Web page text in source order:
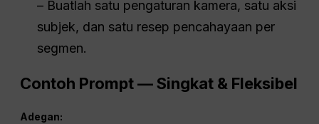
– Buatlah satu pengaturan kamera, satu aksi
subjek, dan satu resep pencahayaan per
segmen.
Contoh Prompt — Singkat & Fleksibel
Adegan: